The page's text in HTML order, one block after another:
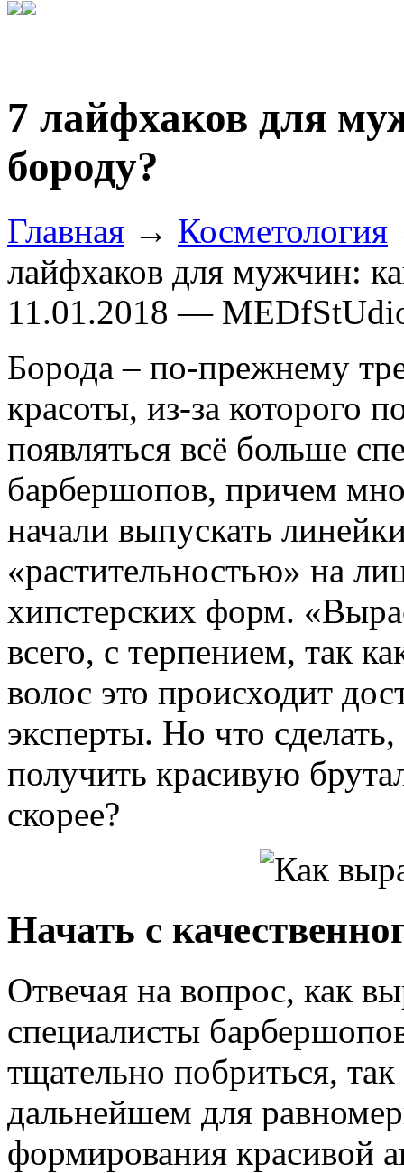
7 лайфхаков для
бороду?
Главная → Косметология
лайфхаков для мужчин:
11.01.2018 —
Борода – по-прежнему
красоты, из-за которого
появляться всё больше
барбершопов, причем
начали выпускать
«растительностью» на
хипстерских форм.
всего, с терпением, так
волос это происходит
эксперты. Но что
получить красивую
скорее?
Начать с
Отвечая на вопрос, как
специалисты
тщательно побриться,
дальнейшем для
формирования красивой